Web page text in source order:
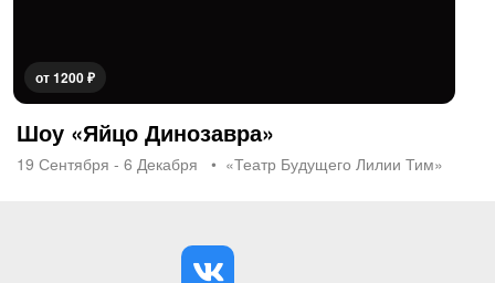
от 1200 ₽
Шоу «Яйцо Динозавра»
19 Сентября - 6 Декабря «Театр Будущего Лилии Тим»